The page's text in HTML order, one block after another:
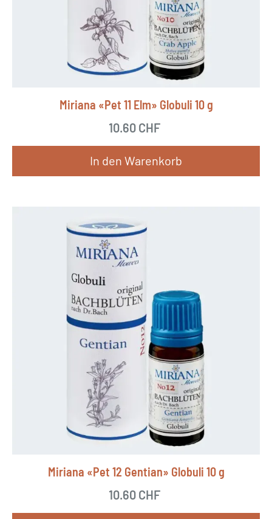
Miriana «Pet 11 Elm» Globuli 10 g
10.60 CHF
In den Warenkorb
Miriana «Pet 12 Gentian» Globuli 10 g
10.60 CHF